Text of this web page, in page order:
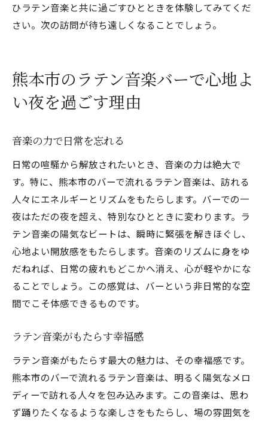
ひラテン音楽と共に過ごすひとときを体験してみてくだ
さい。次の訪問が待ち遠しくなることでしょう。
熊本市のラテン音楽バーで心地よ
い夜を過ごす理由
音楽の力で日常を忘れる
日常の喧騒から解放されたいとき、音楽の力は絶大で
す。特に、熊本市のバーで流れるラテン音楽は、訪れる
人々にエネルギーとリズムをもたらします。バーでの一
夜はただの夜を超え、特別なひとときに変わります。ラ
テン音楽の陽気なビートは、瞬時に緊張を解きほぐし、
心地よい開放感をもたらします。音楽のリズムに身をゆ
だねれば、日常の疲れもどこかへ消え、心が軽やかにな
ることでしょう。この感覚は、バーという非日常的な空
間でこそ体感できるものです。
ラテン音楽がもたらす幸福感
ラテン音楽がもたらす最大の魅力は、その幸福感です。
熊本市のバーで流れるラテン音楽は、明るく陽気なメロ
ディーで訪れる人々を包み込みます。この音楽は、思わ
ず踊りたくなるような楽しさをもたらし、場の雰囲気を